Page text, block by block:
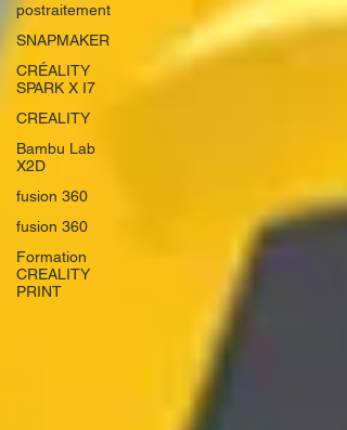
postraitement
SNAPMAKER
CRÉALITY
SPARK X I7
CREALITY
Bambu Lab
X2D
fusion 360
fusion 360
Formation
CREALITY
PRINT